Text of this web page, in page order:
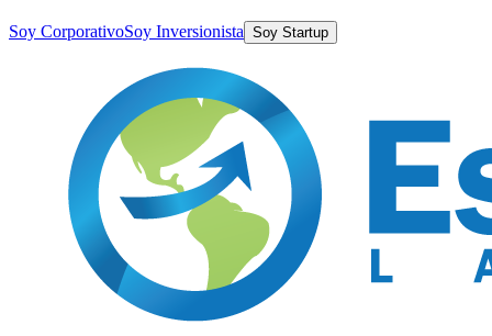
Soy CorporativoSoy Inversionista Soy Startup